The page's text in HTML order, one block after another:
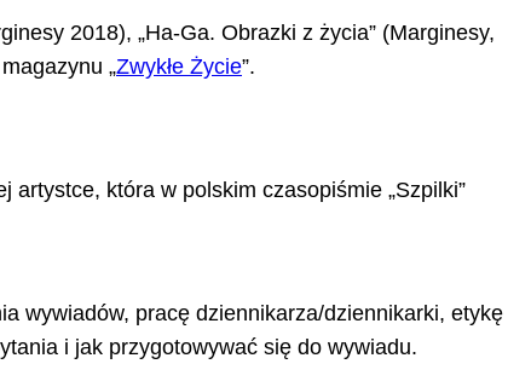
2018), „Ha-Ga. Obrazki z życia” (Marginesy,
„Zwykłe Życie”.
która w polskim czasopiśmie „Szpilki”
wywiadów, pracę dziennikarza/dziennikarki, etykę
i jak przygotowywać się do wywiadu.